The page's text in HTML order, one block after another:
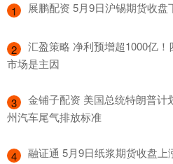
1 展鹏配资 5月9日沪锡期货收盘
2
汇盈策略 净利预增超1000亿
市场是主因
3
金铺子配资 美国总统特朗普计
州汽车尾气排放标准
4 融证通 5月9日纸浆期货收盘上